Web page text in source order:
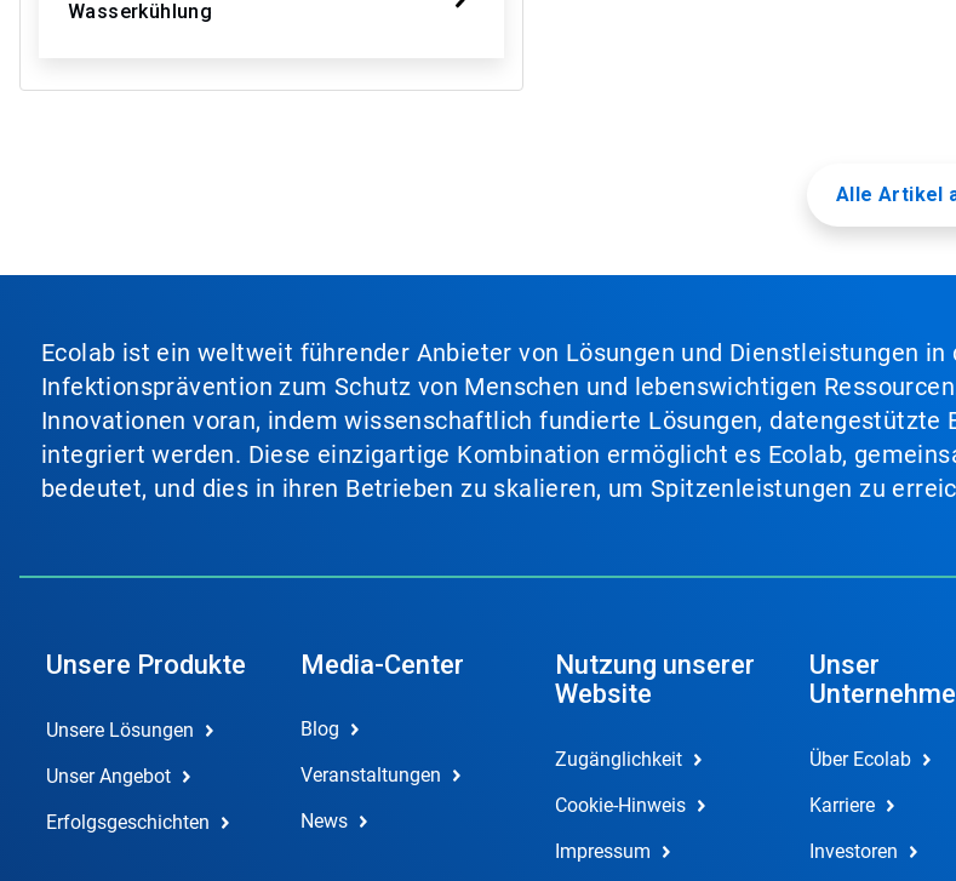
Wasserkühlung
Alle Artikel
Ecolab ist ein weltweit führender Anbieter von Lösungen und Dienstleistungen in
Infektionsprävention zum Schutz von Menschen und lebenswichtigen
Innovationen voran, indem wissenschaftlich fundierte Lösungen, datengestützte
integriert werden. Diese einzigartige Kombination ermöglicht es Ecolab,
bedeutet, und dies in ihren Betrieben zu skalieren, um Spitzenleistungen zu
Unsere Produkte
Unsere Lösungen
Unser Angebot
Erfolgsgeschichten
Media-Center
Blog
Veranstaltungen
News
Nutzung unserer
Website
Zugänglichkeit
Cookie-Hinweis
Impressum
Unser
Über Ecolab
Karriere
Investoren